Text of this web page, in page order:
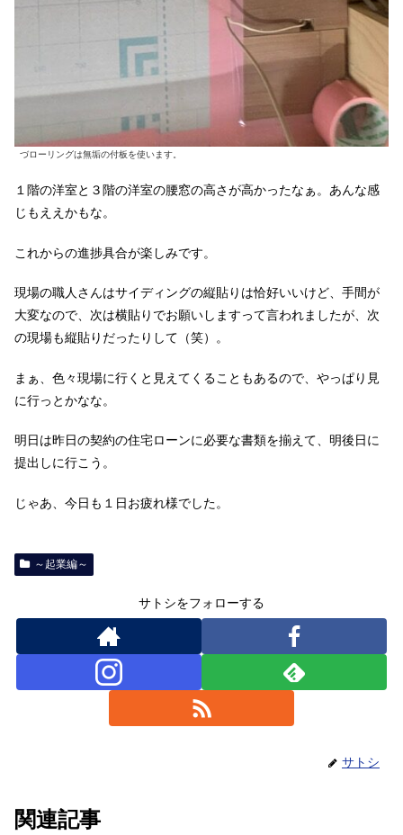
づローリングは無垢の付板を使います。
１階の洋室と３階の洋室の腰窓の高さが高かったなぁ。あんな感
じもええかもな。
これからの進捗具合が楽しみです。
現場の職人さんはサイディングの縦貼りは恰好いいけど、手間が
大変なので、次は横貼りでお願いしますって言われましたが、次
の現場も縦貼りだったりして（笑）。
まぁ、色々現場に行くと見えてくることもあるので、やっぱり見
に行っとかなな。
明日は昨日の契約の住宅ローンに必要な書類を揃えて、明後日に
提出しに行こう。
じゃあ、今日も１日お疲れ様でした。
～起業編～
サトシをフォローする
サトシ
関連記事